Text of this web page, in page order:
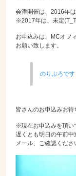
会津開催は、2016年は
※2017年は、未定
お申込みは、MCオフ
お願い致します。
のりぷろです
皆さんのお申込みお待
※現在お申込みを頂い
遅くとも明日の午前中
メール、ご確認くださ